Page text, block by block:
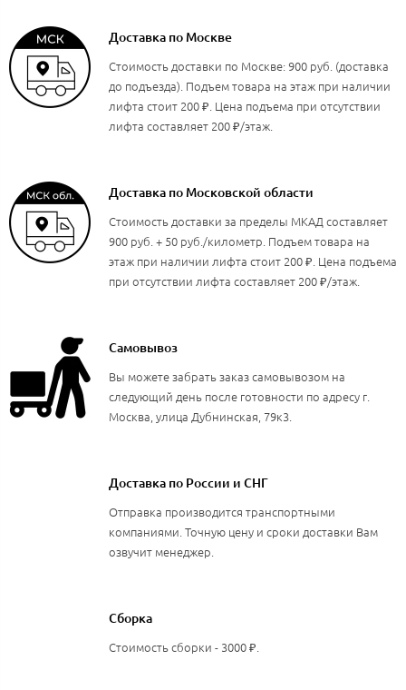
Доставка по Москве
Стоимость доставки по Москве: 900 руб. (доставка
до подъезда). Подъем товара на этаж при наличии
лифта стоит 200 ₽. Цена подъема при отсутствии
лифта составляет 200 ₽/этаж.
Доставка по Московской области
Стоимость доставки за пределы МКАД составляет
900 руб. + 50 руб./километр. Подъем товара на
этаж при наличии лифта стоит 200 ₽. Цена подъема
при отсутствии лифта составляет 200 ₽/этаж.
Самовывоз
Вы можете забрать заказ самовывозом на
следующий день после готовности по адресу г.
Москва, улица Дубнинская, 79к3.
Доставка по России и СНГ
Отправка производится транспортными
компаниями. Точную цену и сроки доставки Вам
озвучит менеджер.
Сборка
Стоимость сборки - 3000 ₽.